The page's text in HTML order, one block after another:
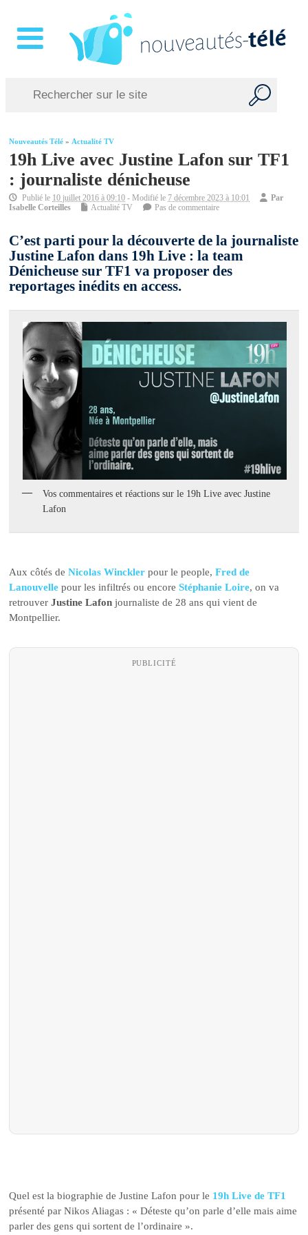
Nouveautés Télé »Actualité TV
19h Live avec Justine Lafon sur TF1
: journaliste dénicheuse
Publié le 10 juillet 2016 à 09:10 - Modifié le 7 décembre 2023 à 10:01
Par
Isabelle Corteilles
Actualité TV Pas de commentaire
C’est parti pour la découverte de la journaliste
Justine Lafon dans 19h Live : la team
Dénicheuse sur TF1 va proposer des
reportages inédits en access.
Vos commentaires et réactions sur le 19h Live avec Justine
Lafon
Aux côtés deNicolas Winckler pour le people,Fred de
Lanouvelle pour les infiltrés ou encoreStéphanie Loire, on va
retrouverJustine Lafon journaliste de 28 ans qui vient de
Montpellier.
PUBLICITÉ
Quel est la biographie de Justine Lafon pour le 19h Live de TF1
présenté par Nikos Aliagas : « Déteste qu’on parle d’elle mais aime
parler des gens qui sortent de l’ordinaire ».